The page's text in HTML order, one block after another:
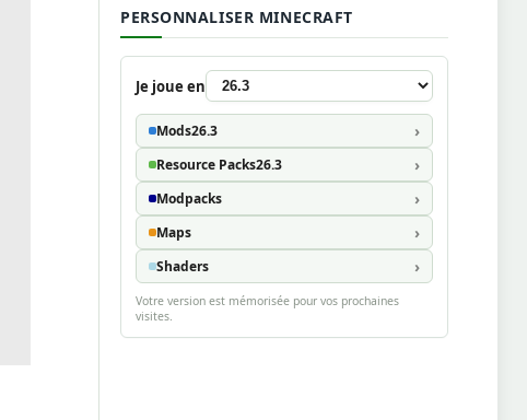
PERSONNALISER MINECRAFT
Je joue en
Mods26.3
Resource Packs26.3
Modpacks
Maps
Shaders
Votre version est mémorisée pour vos prochaines
visites.